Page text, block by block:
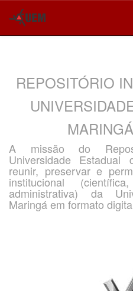
REPOSITÓRIO
A missão do
Universidade
reunir, preservar e
institucional
administrativa) da
Maringá em formato